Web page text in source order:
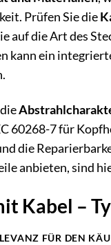
Prüfen Sie die
die Art des
kann ein
60268-7 für
die
anbieten, sind
Kabel –
FÜR DEN